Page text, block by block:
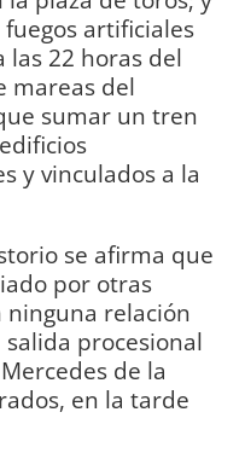
artificiales
las 22 horas del
mareas del
sumar un tren
y vinculados a la
se afirma que
por otras
relación
procesional
de la
en la tarde